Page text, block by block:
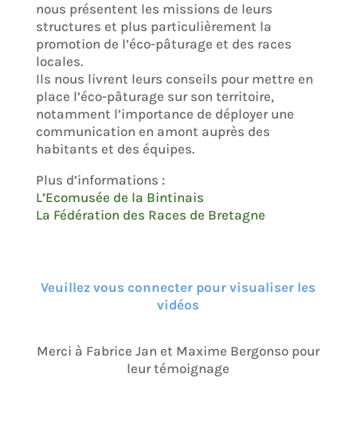
nous présentent les missions de leurs
structures et plus particulièrement la
promotion de l’éco-pâturage et des races
locales.
Ils nous livrent leurs conseils pour mettre en
place l’éco-pâturage sur son territoire,
notamment l’importance de déployer une
communication en amont auprès des
habitants et des équipes.
Plus d’informations :
L’Ecomusée de la Bintinais
La Fédération des Races de Bretagne
Veuillez vous connecter pour visualiser les
vidéos
Merci à Fabrice Jan et Maxime Bergonso pour
leur témoignage